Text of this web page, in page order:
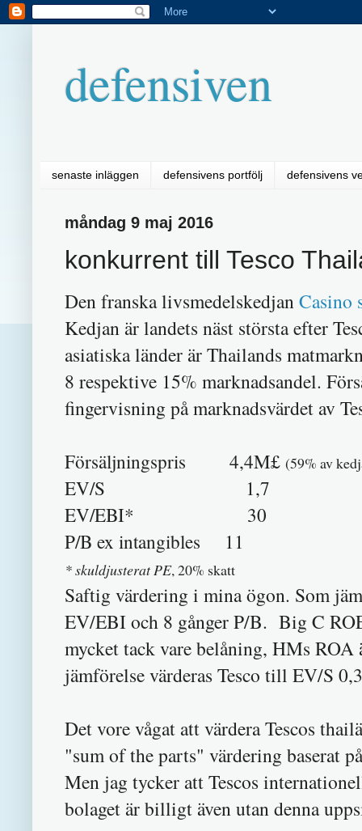
defensiven
senaste inläggen defensivens portfölj defensivens
måndag 9 maj 2016
konkurrent till Tesco
Den franska livsmedelskedjanCasino
Kedjan är landets näst största efter
asiatiska länder är Thailands
8 respektive 15% marknadsandel.
fingervisning på marknadsvärdet av
Försäljningspris 4,4M£ (59% av
EV/S 1,7
EV/EBI* 30
P/B ex intangibles 11
* skuldjusterat PE, 20% skatt
Saftig värdering i mina ögon. Som
EV/EBI och 8 gånger P/B. Big C
mycket tack vare belåning, HMs ROA
jämförelse värderas Tesco till EV/S
Det vore vågat att värdera Tescos
"sum of the parts" värdering baserat
Men jag tycker att Tescos
bolaget är billigt även utan denna